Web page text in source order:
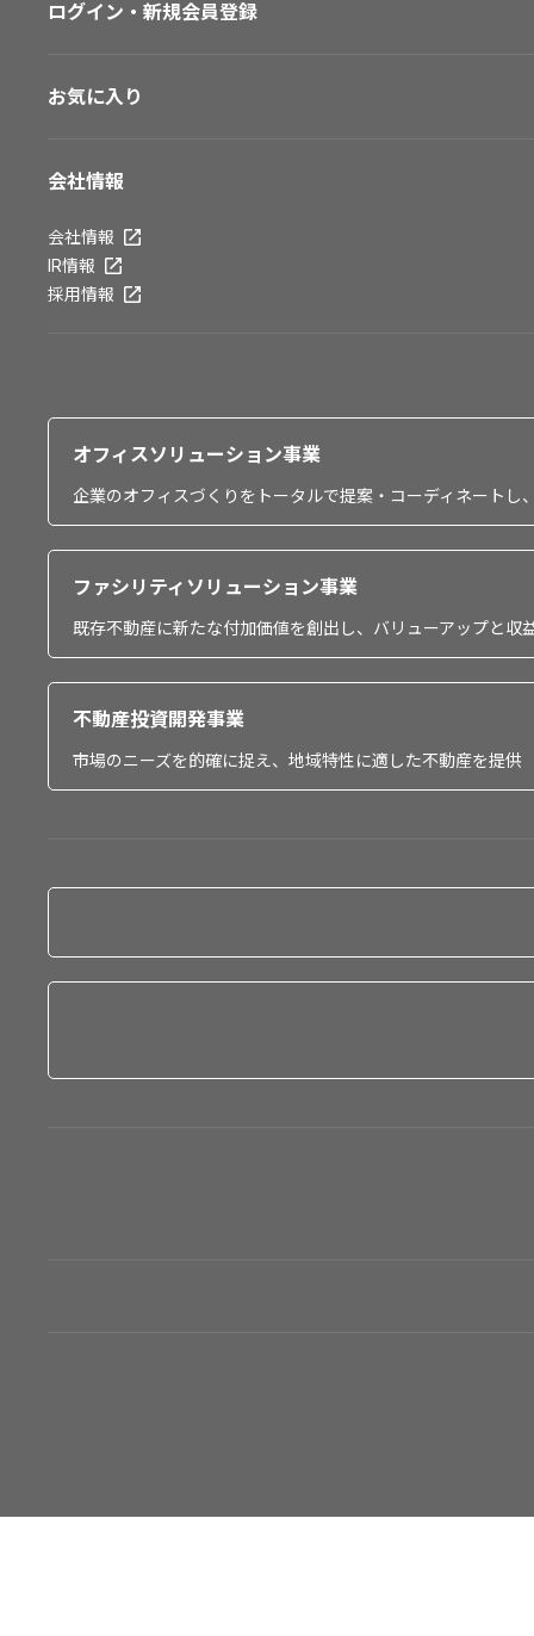
ログイン・新規会員登録
お気に入り
会社情報
会社情報
IR情報
採用情報
オフィスソリューション事業
企業のオフィスづくりをトータルで提案・コーディネート
ファシリティソリューション事業
既存不動産に新たな付加価値を創出し、バリューアップと収
不動産投資開発事業
市場のニーズを的確に捉え、地域特性に適した不動産を提供